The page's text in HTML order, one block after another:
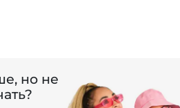
но не